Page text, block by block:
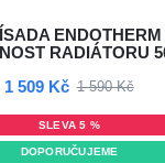
RADIÁTORU
1 509 Kč 1 590 Kč
SLEVA 5 %
DOPORUČUJEME